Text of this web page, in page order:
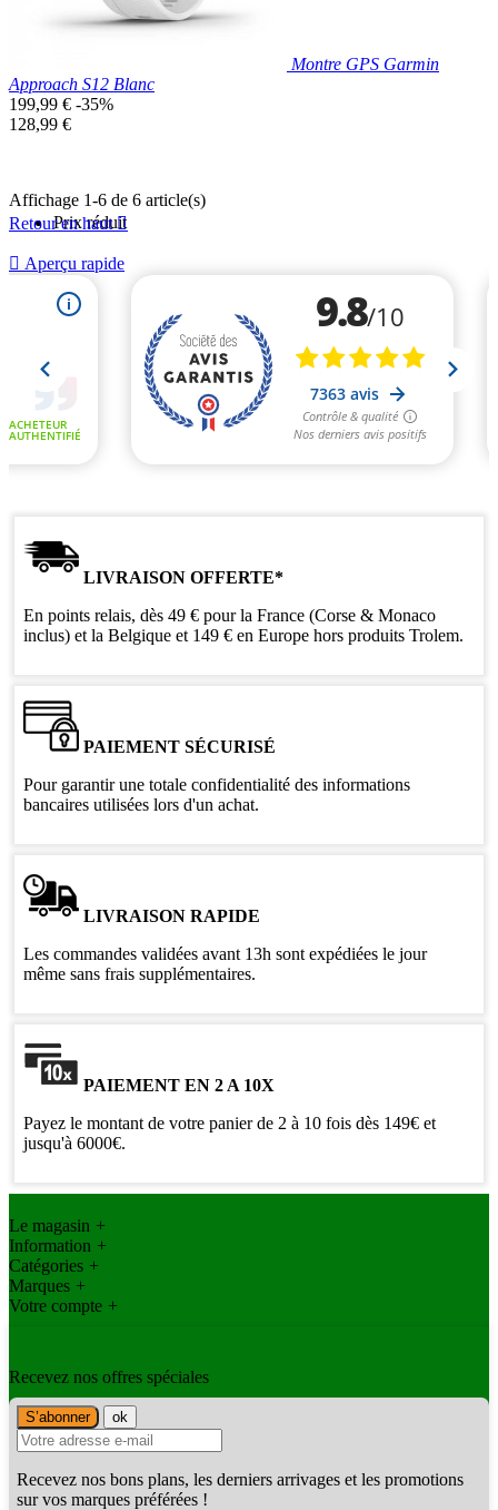
Montre GPS Garmin
Approach S12 Blanc
Prix
de
199,99 € -35%
Prix
128,99 €
Prix réduit
 Aperçu rapide
Affichage 1-6 de 6 article(s)
Retour en haut
LIVRAISON OFFERTE*
En points relais, dès 49 € pour la France (Corse & Monaco
inclus) et la Belgique et 149 € en Europe hors produits Trolem.
PAIEMENT SÉCURISÉ
Pour garantir une totale confidentialité des informations
bancaires utilisées lors d'un achat.
LIVRAISON RAPIDE
Les commandes validées avant 13h sont expédiées le jour
même sans frais supplémentaires.
PAIEMENT EN 2 A 10X
Payez le montant de votre panier de 2 à 10 fois dès 149€ et
jusqu'à 6000€.
Le magasin +
Information +
Catégories +
Marques +
Votre compte +
Recevez nos offres spéciales
Recevez nos bons plans, les derniers arrivages et les promotions
sur vos marques préférées !